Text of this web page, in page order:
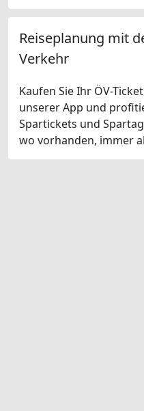
Reiseplanung mit
Verkehr
Kaufen Sie Ihr ÖV-
unserer App und
Spartickets und
wo vorhanden, immer